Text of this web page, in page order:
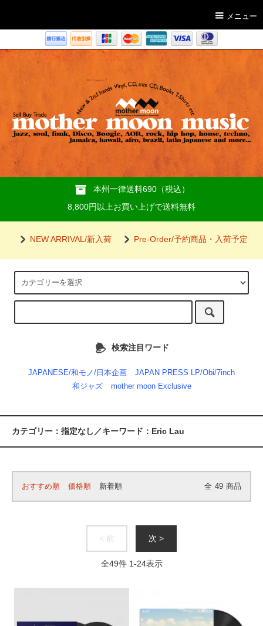
メニュー
本州一律送料690（税込）
8,800円以上お買い上げで送料無料
NEW ARRIVAL/新入荷 Pre-Order/予約商品・入荷予定
検索注目ワード
JAPANESE/和モノ/日本企画
JAPAN PRESS LP/Obi/7inch
和ジャズ
mother moon Exclusive
カテゴリー：指定なし／キーワード：Eric Lau
おすすめ順 価格順 新着順 全 49 商品
< 前 次 >
全49件 1-24表示